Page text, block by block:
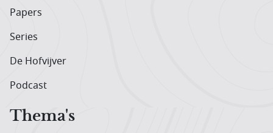
Papers
Series
De Hofvijver
Podcast
Thema's